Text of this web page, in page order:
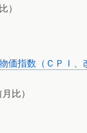
）
価指数（ＣＰＩ、
比）